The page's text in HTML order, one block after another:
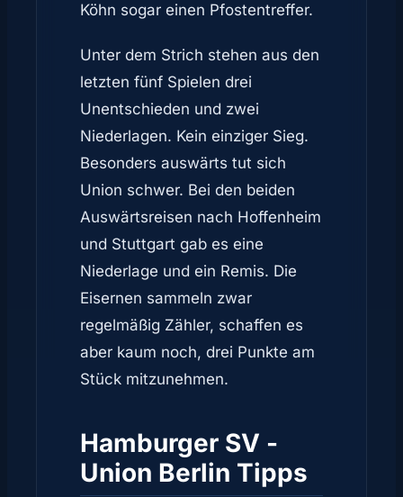
Köhn sogar einen Pfostentreffer.
Unter dem Strich stehen aus den
letzten fünf Spielen drei
Unentschieden und zwei
Niederlagen. Kein einziger Sieg.
Besonders auswärts tut sich
Union schwer. Bei den beiden
Auswärtsreisen nach Hoffenheim
und Stuttgart gab es eine
Niederlage und ein Remis. Die
Eisernen sammeln zwar
regelmäßig Zähler, schaffen es
aber kaum noch, drei Punkte am
Stück mitzunehmen.
Hamburger SV -
Union Berlin Tipps